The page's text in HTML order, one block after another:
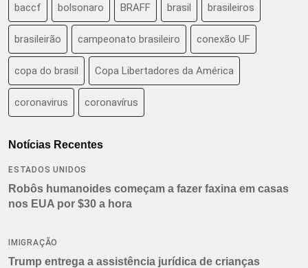
baccf bolsonaro BRAFF brasil brasileiros
brasileirão campeonato brasileiro conexão UF
copa do brasil Copa Libertadores da América
coronavirus coronavírus
Notícias Recentes
ESTADOS UNIDOS
Robôs humanoides começam a fazer faxina em casas
nos EUA por $30 a hora
IMIGRAÇÃO
Trump entrega a assistência jurídica de crianças